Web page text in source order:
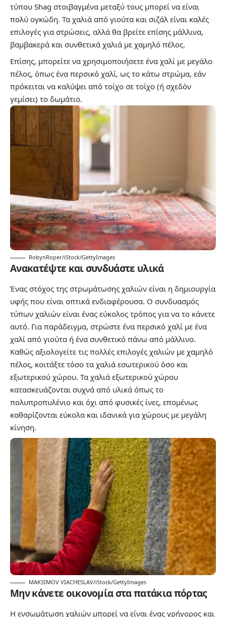
τύπου Shag στοιβαγμένα μεταξύ τους μπορεί να είναι
πολύ ογκώδη. Τα χαλιά από γιούτα και σιζάλ είναι καλές
επιλογές για στρώσεις, αλλά θα βρείτε επίσης μάλλινα,
βαμβακερά και συνθετικά χαλιά με χαμηλό πέλος.
Επίσης, μπορείτε να χρησιμοποιήσετε ένα χαλί με μεγάλο
πέλος, όπως ένα περσικό χαλί, ως το κάτω στρώμα, εάν
πρόκειται να καλύψει από τοίχο σε τοίχο (ή σχεδόν
γεμίσει) το δωμάτιο.
RobynRoper/iStock/GettyImages
Ανακατέψτε και συνδυάστε υλικά
Ένας στόχος της στρωμάτωσης χαλιών είναι η δημιουργία
υφής που είναι οπτικά ενδιαφέρουσα. Ο συνδυασμός
τύπων χαλιών είναι ένας εύκολος τρόπος για να το κάνετε
αυτό. Για παράδειγμα, στρώστε ένα περσικό χαλί με ένα
χαλί από γιούτα ή ένα συνθετικό πάνω από μάλλινο.
Καθώς αξιολογείτε τις πολλές επιλογές χαλιών με χαμηλό
πέλος, κοιτάξτε τόσο τα χαλιά εσωτερικού όσο και
εξωτερικού χώρου. Τα χαλιά εξωτερικού χώρου
κατασκευάζονται συχνά από υλικά όπως το
πολυπροπυλένιο και όχι από φυσικές ίνες, επομένως
καθαρίζονται εύκολα και ιδανικά για χώρους με μεγάλη
κίνηση.
MAKSIMOV VIACHESLAV/iStock/GettyImages
Μην κάνετε οικονομία στα πατάκια πόρτας
Η ενσωμάτωση χαλιών μπορεί να είναι ένας γρήγορος και